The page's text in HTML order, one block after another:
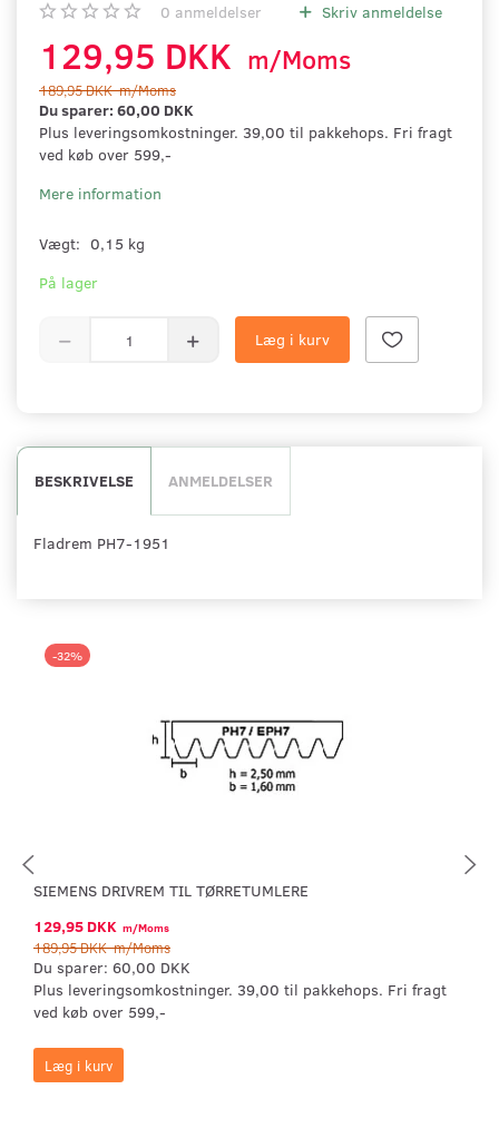
0 anmeldelser Skriv anmeldelse
129,95 DKK m/Moms
189,95 DKKm/Moms
Du sparer: 60,00 DKK
Plus leveringsomkostninger. 39,00 til pakkehops. Fri fragt
ved køb over 599,-
Mere information
Vægt: 0,15 kg
På lager
Læg i kurv
BESKRIVELSE ANMELDELSER
Fladrem PH7-1951
-32%
SIEMENS DRIVREM TIL TØRRETUMLERE
129,95 DKK m/Moms
189,95 DKKm/Moms
Du sparer: 60,00 DKK
Plus leveringsomkostninger. 39,00 til pakkehops. Fri fragt
ved køb over 599,-
Læg i kurv